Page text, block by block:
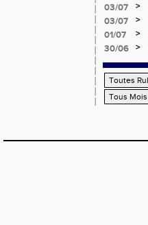
03/07
>
03/07
>
01/07
>
30/06 >